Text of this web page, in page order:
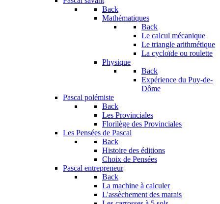
Back
Mathématiques
Back
Le calcul mécanique
Le triangle arithmétique
La cycloïde ou roulette
Physique
Back
Expérience du Puy-de-
Dôme
Pascal polémiste
Back
Les Provinciales
Florilège des Provinciales
Les Pensées de Pascal
Back
Histoire des éditions
Choix de Pensées
Pascal entrepreneur
Back
La machine à calculer
L'assèchement des marais